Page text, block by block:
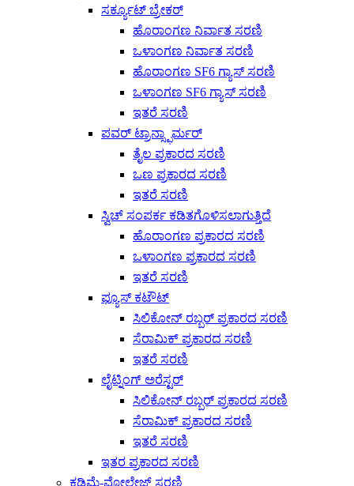
ಸರ್ಕ್ಯೂಟ್ ಬ್ರೇಕರ್
ಹೊರಾಂಗಣ ನಿರ್ವಾತ ಸರಣಿ
ಒಳಾಂಗಣ ನಿರ್ವಾತ ಸರಣಿ
ಹೊರಾಂಗಣ SF6 ಗ್ಯಾಸ್ ಸರಣಿ
ಒಳಾಂಗಣ SF6 ಗ್ಯಾಸ್ ಸರಣಿ
ಇತರೆ ಸರಣಿ
ಪವರ್ ಟ್ರಾನ್ಸ್ಫಾರ್ಮರ್
ತೈಲ ಪ್ರಕಾರದ ಸರಣಿ
ಒಣ ಪ್ರಕಾರದ ಸರಣಿ
ಇತರೆ ಸರಣಿ
ಸ್ವಿಚ್ ಸಂಪರ್ಕ ಕಡಿತಗೊಳಿಸಲಾಗುತ್ತಿದೆ
ಹೊರಾಂಗಣ ಪ್ರಕಾರದ ಸರಣಿ
ಒಳಾಂಗಣ ಪ್ರಕಾರದ ಸರಣಿ
ಇತರೆ ಸರಣಿ
ಫ್ಯೂಸ್ ಕಟೌಟ್
ಸಿಲಿಕೋನ್ ರಬ್ಬರ್ ಪ್ರಕಾರದ ಸರಣಿ
ಸೆರಾಮಿಕ್ ಪ್ರಕಾರದ ಸರಣಿ
ಇತರೆ ಸರಣಿ
ಲೈಟ್ನಿಂಗ್ ಅರೆಸ್ಟರ್
ಸಿಲಿಕೋನ್ ರಬ್ಬರ್ ಪ್ರಕಾರದ ಸರಣಿ
ಸೆರಾಮಿಕ್ ಪ್ರಕಾರದ ಸರಣಿ
ಇತರೆ ಸರಣಿ
ಇತರ ಪ್ರಕಾರದ ಸರಣಿ
ಕಡಿಮೆ-ವೋಲ್ಟೇಜ್ ಸರಣಿ